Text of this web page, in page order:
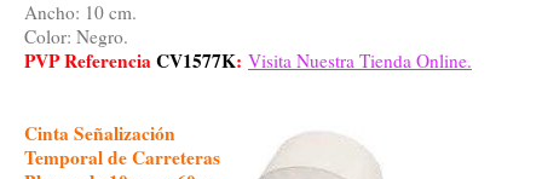
Ancho: 10 cm.
Color: Negro.
PVP ReferenciaCV1577K: Visita Nuestra Tienda Online.
Cinta Señalización
Temporal de Carreteras